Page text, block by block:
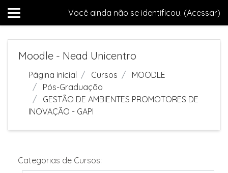
Você ainda não se identificou. (Acessar)
Moodle - Nead Unicentro
Página inicial Cursos
MOODLE
Pós-Graduação
GESTÃO DE AMBIENTES PROMOTORES DE
INOVAÇÃO - GAPI
Categorias de Cursos: